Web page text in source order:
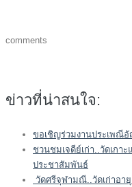
comments
ข่าวที่น่าสนใจ:
ขอเชิญร่วมงานประเพณีอั
ชวนชมเจดีย์เก่า..วัดเกา
ประชาสัมพันธ์
วัดศรีจุฬามณี..วัดเก่าอา